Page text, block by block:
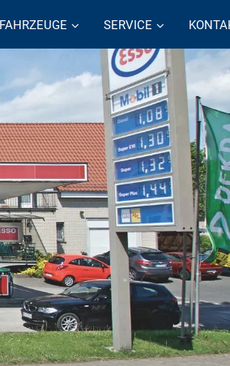
FAHRZEUGE SERVICE